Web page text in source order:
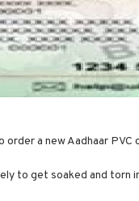
a new Aadhaar PVC
to get soaked and torn